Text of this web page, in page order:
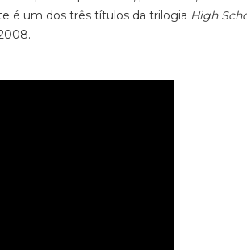
é um dos três títulos da trilogia High